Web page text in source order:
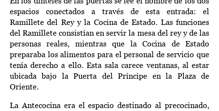
espacios conectados a través de esta entrada:
el
Ramillete del Rey y la Cocina de Estado. Las funciones
del Ramillete consistían en servir la mesa del rey y de las
personas reales,
mientras que
la Cocina de Estado
preparaba los alimentos para el personal de servicio que
tenía derecho a ello. Esta sala carece ventanas, al estar
ubicada
bajo la Puerta del Príncipe en la Plaza de
Oriente.
La Antecocina era el espacio destinado al precocinado,